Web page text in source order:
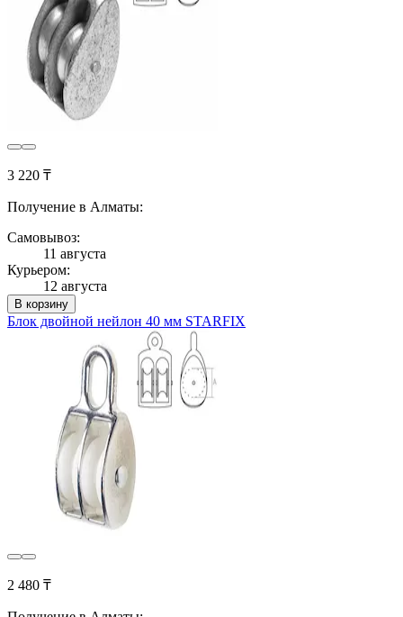
3 220 ₸
Получение в Алматы:
Самовывоз:
11 августа
Курьером:
12 августа
В корзину
Блок двойной нейлон 40 мм STARFIX
2 480 ₸